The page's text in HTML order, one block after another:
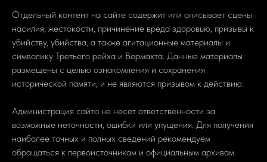
Отдельный контент на сайте содержит или описывает сцены
насилия, жестокости, причинение вреда здоровью, призывы к
убийству, убийства, а также агитационные материалы и
символику Третьего рейха и Вермахта. Данные материалы
размещены с целью ознакомления и сохранения
исторической памяти, и не являются призывом к действию.
Администрация сайта не несет ответственности за
возможные неточности, ошибки или упущения. Для получения
наиболее точных и полных сведений рекомендуем
обращаться к первоисточникам и официальным архивам.